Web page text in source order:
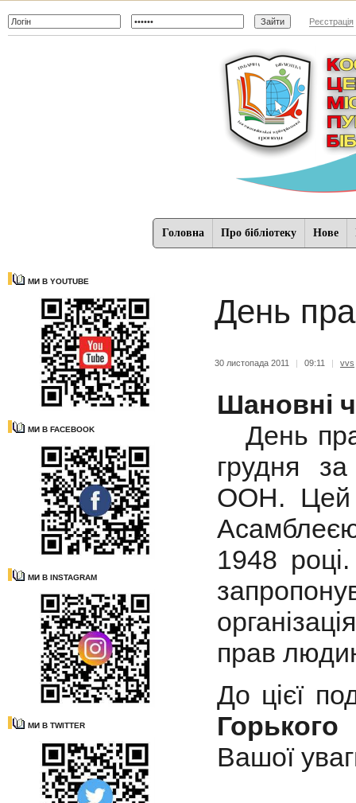
Реєстрація
Головна Про бібліотеку Нове
МИ В YOUTUBE
МИ В FACEBOOK
МИ В INSTAGRAM
МИ В TWITTER
День
30 листопада 2011 | 09:11 | vvs
Шановні
День
грудня за
ООН. Цей
1948
прав
До цієї
Вашої